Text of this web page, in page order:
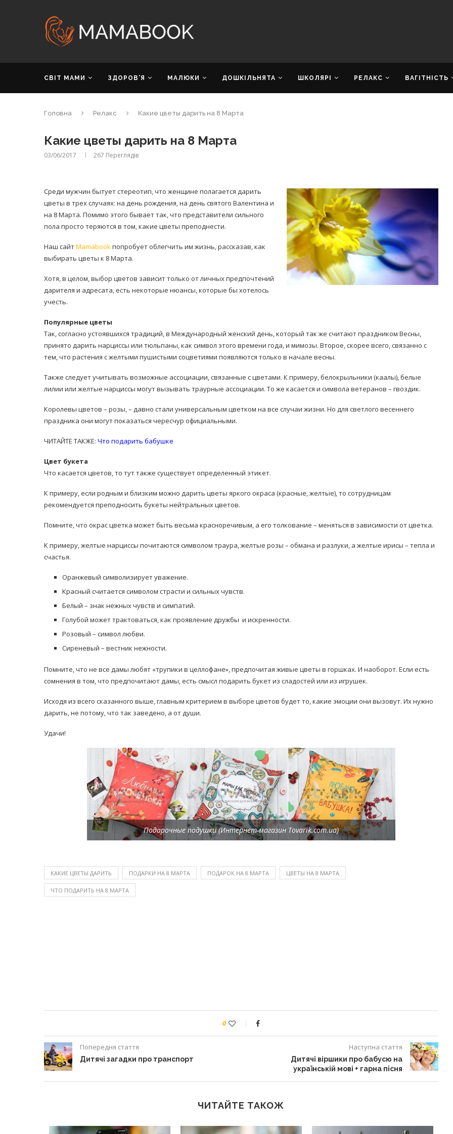
СВІТ МАМИ ЗДОРОВ’Я МАЛЮКИ ДОШКІЛЬНЯТА ШКОЛЯРІ РЕЛАКС ВАГІТНІСТЬ
Головна Релакс Какие цветы дарить на 8 Марта
Какие цветы дарить на 8 Марта
03/06/2017 267 Переглядів
Среди мужчин бытует стереотип, что женщине полагается дарить
цветы в трех случаях: на день рождения, на день святого Валентина и
на 8 Марта. Помимо этого бывает так, что представители сильного
пола просто теряются в том, какие цветы преподнести.
Наш сайтMamabookпопробует облегчить им жизнь, рассказав, как
выбирать цветы к 8 Марта.
Хотя, в целом, выбор цветов зависит только от личных предпочтений
дарителя и адресата, есть некоторые нюансы, которые бы хотелось
учесть.
Популярные цветы
Так, согласно устоявшихся традиций, в Международный женский день, который так же считают праздником Весны,
принято дарить нарциссы или тюльпаны, как символ этого времени года, и мимозы. Второе, скорее всего, связанно с
тем, что растения с желтыми пушистыми соцветиями появляются только в начале весны.
Также следует учитывать возможные ассоциации, связанные с цветами. К примеру, белокрыльники (каалы), белые
лилии или желтые нарциссы могут вызывать траурные ассоциации. То же касается и символа ветеранов – гвоздик.
Королевы цветов – розы, – давно стали универсальным цветком на все случаи жизни. Но для светлого весеннего
праздника они могут показаться чересчур официальными.
ЧИТАЙТЕ ТАКЖЕ: Что подарить бабушке
Цвет букета
Что касается цветов, то тут также существует определенный этикет.
К примеру, если родным и близким можно дарить цветы яркого окраса (красные, желтые), то сотрудницам
рекомендуется преподносить букеты нейтральных цветов.
Помните, что окрас цветка может быть весьма красноречивым, а его толкование – меняться в зависимости от цветка.
К примеру, желтые нарциссы почитаются символом траура, желтые розы – обмана и разлуки, а желтые ирисы – тепла и
счастья.
Оранжевый символизирует уважение.
Красный считается символом страсти и сильных чувств.
Белый – знак нежных чувств и симпатий.
Голубой может трактоваться, как проявление дружбы и искренности.
Розовый – символ любви.
Сиреневый – вестник нежности.
Помните, что не все дамы любят «трупики в целлофане», предпочитая живые цветы в горшках. И наоборот. Если есть
сомнения в том, что предпочитают дамы, есть смысл подарить букет из сладостей или из игрушек.
Исходя из всего сказанного выше, главным критерием в выборе цветов будет то, какие эмоции они вызовут. Их нужно
дарить, не потому, что так заведено, а от души.
Удачи!
Подарочные подушки (Интернет-магазин Tovarik.com.ua)
КАКИЕ ЦВЕТЫ ДАРИТЬ ПОДАРКИ НА 8 МАРТА ПОДАРОК НА 8 МАРТА ЦВЕТЫ НА 8 МАРТА
ЧТО ПОДАРИТЬ НА 8 МАРТА
0
Попередня стаття
Дитячі загадки про транспорт
Наступна стаття
Дитячі віршики про бабусю на
українській мові + гарна пісня
ЧИТАЙТЕ ТАКОЖ
никакого кипятка
30/Січ/2021
14/Бер/2020
Моро, который без...
08/Січ/2021